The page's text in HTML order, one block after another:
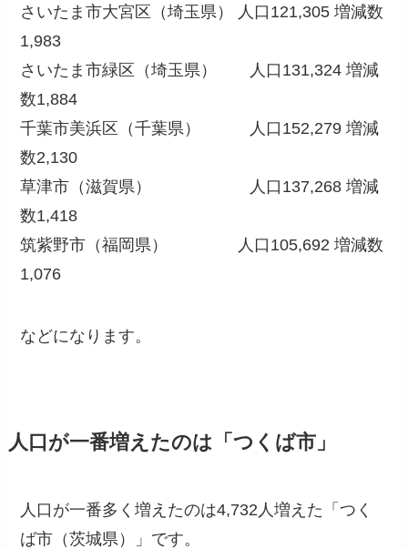
さいたま市大宮区（埼玉県） 人口121,305 増減数
1,983
さいたま市緑区（埼玉県） 人口131,324 増減
数1,884
千葉市美浜区（千葉県） 人口152,279 増減
数2,130
草津市（滋賀県） 人口137,268 増減
数1,418
筑紫野市（福岡県） 人口105,692 増減数
1,076
などになります。
人口が一番増えたのは「つくば市」
人口が一番多く増えたのは4,732人増えた「つく
ば市（茨城県）」です。